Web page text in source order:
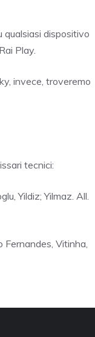
qualsiasi dispositivo
Play.
invece, troveremo
tecnici:
Yildiz; Yilmaz. All.
Fernandes, Vitinha,